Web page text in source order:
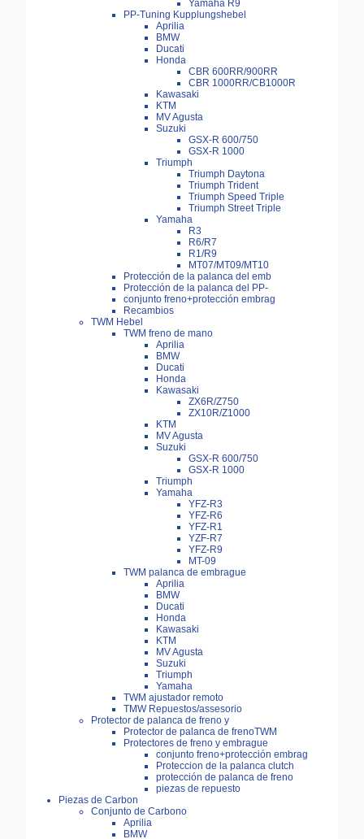
Yamaha R9
PP-Tuning Kupplungshebel
Aprilia
BMW
Ducati
Honda
CBR 600RR/900RR
CBR 1000RR/CB1000R
Kawasaki
KTM
MV Agusta
Suzuki
GSX-R 600/750
GSX-R 1000
Triumph
Triumph Daytona
Triumph Trident
Triumph Speed Triple
Triumph Street Triple
Yamaha
R3
R6/R7
R1/R9
MT07/MT09/MT10
Protección de la palanca del emb
Protección de la palanca del PP-
conjunto freno+protección embrag
Recambios
TWM Hebel
TWM freno de mano
Aprilia
BMW
Ducati
Honda
Kawasaki
ZX6R/Z750
ZX10R/Z1000
KTM
MV Agusta
Suzuki
GSX-R 600/750
GSX-R 1000
Triumph
Yamaha
YFZ-R3
YFZ-R6
YFZ-R1
YZF-R7
YFZ-R9
MT-09
TWM palanca de embrague
Aprilia
BMW
Ducati
Honda
Kawasaki
KTM
MV Agusta
Suzuki
Triumph
Yamaha
TWM ajustador remoto
TMW Repuestos/assesorio
Protector de palanca de freno y
Protector de palanca de frenoTWM
Protectores de freno y embrague
conjunto freno+protección embrag
Proteccion de la palanca clutch
protección de palanca de freno
piezas de repuesto
Piezas de Carbon
Conjunto de Carbono
Aprilia
BMW